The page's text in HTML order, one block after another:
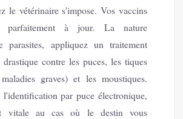
le vétérinaire s'impose. Vos vaccins
parfaitement à jour. La nature
parasites, appliquez un traitement
drastique contre les puces, les tiques
graves) et les moustiques.
par puce électronique,
vitale au cas où le destin vous